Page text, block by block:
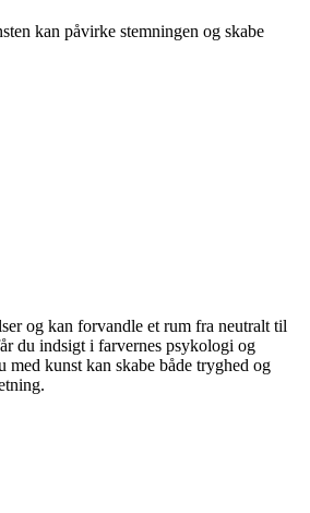
kan påvirke stemningen og skabe
og kan forvandle et rum fra neutralt til
du indsigt i farvernes psykologi og
kunst kan skabe både tryghed og